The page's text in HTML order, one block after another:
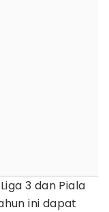
3 dan Piala
ini dapat